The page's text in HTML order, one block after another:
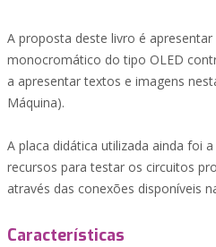
A proposta deste livro é
monocromático do tipo OLED
a apresentar textos e imagens
Máquina).
A placa didática utilizada ainda foi
recursos para testar os circuitos
através das conexões disponíveis
Características